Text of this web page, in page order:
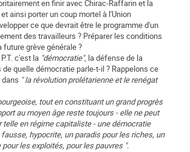
en finir avec Chirac-Raffarin et la
ainsi porter un coup mortel à l'Union
ce que devrait être le programme d'un
des travailleurs ? Préparer les conditions
grève générale ?
c'est la "démocratie", la défense de la
quelle démocratie parle-t-il ? Rappelons ce
" la révolution prolétarienne et le renégat
tout en constituant un grand progrès
au moyen âge reste toujours - elle ne peut
telle en régime capitaliste - une démocratie
hypocrite, un paradis pour les riches, un
pour les exploités, pour les pauvres ".